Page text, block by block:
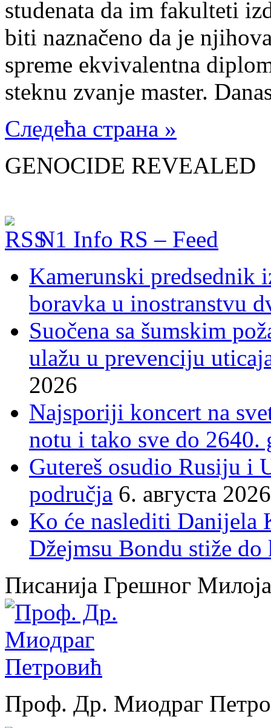
studenata da im fakulteti
biti naznačeno da je
spreme ekvivalentna
steknu zvanje master.
Следећа страна »
GENOCIDE REVEALED
N1 Info RS – Feed
Kamerunski predsednik
boravka u inostranstvu
Suočena sa šumskim
ulažu u prevenciju
2026
Najsporiji koncert na
notu i tako sve do 2640.
Gutereš osudio Rusiju i
područja 6. августа 2026
Ko će naslediti Danijela
Džejmsu Bondu stiže do
Писанија Грешног Милоја
Проф. Др. Миодраг